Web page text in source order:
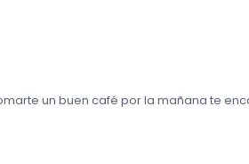
un buen café por la mañana te